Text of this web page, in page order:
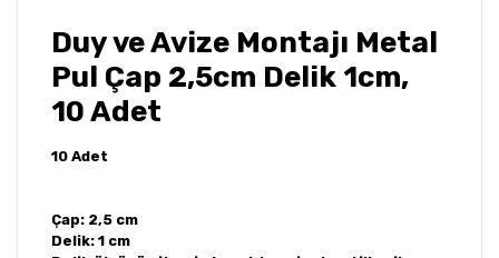
Duy ve Avize Montajı Metal
Pul Çap 2,5cm Delik 1cm,
10 Adet
10 Adet
Çap: 2,5 cm
Delik: 1 cm